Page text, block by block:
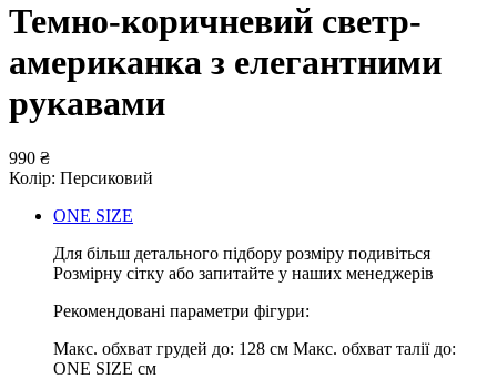
Темно-коричневий светр-
американка з елегантними
рукавами
990 ₴
Колір: Персиковий
ONE SIZE
Для більш детального підбору розміру подивіться
Розмірну сітку або запитайте у наших менеджерів
Рекомендовані параметри фігури:
Макс. обхват грудей до: 128 см Макс. обхват талії до:
ONE SIZE см